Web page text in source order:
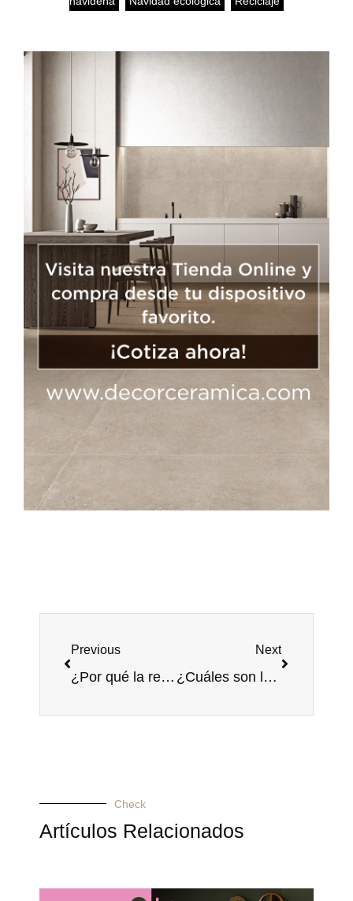
Previous
¿Por qué la repisa para baño reemplaza a los nichos en 2026?
Next
¿Cuáles son los 5 colores tendencia para decorar en Navidad?
Check
Artículos Relacionados